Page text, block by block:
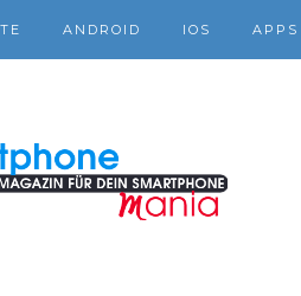
ANDROID IOS APPS